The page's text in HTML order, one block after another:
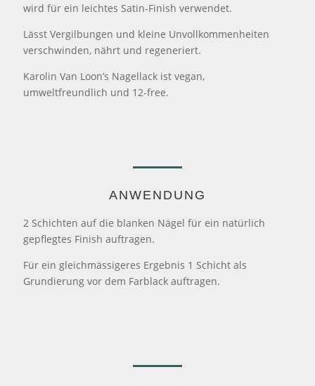
wird für ein leichtes Satin-Finish verwendet.
Lässt Vergilbungen und kleine Unvollkommenheiten
verschwinden, nährt und regeneriert.
Karolin Van Loon’s Nagellack ist vegan,
umweltfreundlich und 12-free.
ANWENDUNG
2 Schichten auf die blanken Nägel für ein natürlich
gepflegtes Finish auftragen.
Für ein gleichmässigeres Ergebnis 1 Schicht als
Grundierung vor dem Farblack auftragen.